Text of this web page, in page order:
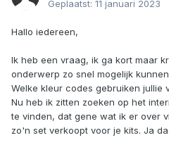
Geplaatst: 11 januari 2023
Hallo iedereen,
Ik heb een vraag, ik ga kort maar
onderwerp zo snel mogelijk
Welke kleur codes gebruiken jullie
Nu heb ik zitten zoeken op het
te vinden, dat gene wat ik er over
zo'n set verkoopt voor je kits. Ja